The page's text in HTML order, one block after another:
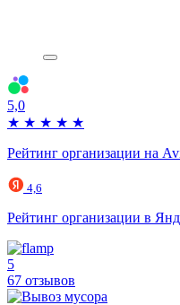
5,0
★ ★ ★ ★ ★
Рейтинг организации на
4,6
Рейтинг организации в
5
67 отзывов